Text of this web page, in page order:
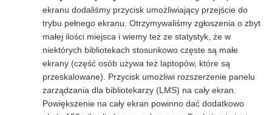
ekranu dodaliśmy przycisk umożliwiający przejście do
trybu pełnego ekranu. Otrzymywaliśmy zgłoszenia o zbyt
małej ilości miejsca i wiemy też ze statystyk, że w
niektórych bibliotekach stosunkowo częste są małe
ekrany (część osób używa też laptopów, które są
przeskalowane). Przycisk umożliwi rozszerzenie panelu
zarządzania dla bibliotekarzy (LMS) na cały ekran.
Powiększenie na cały ekran powinno dać dodatkowo